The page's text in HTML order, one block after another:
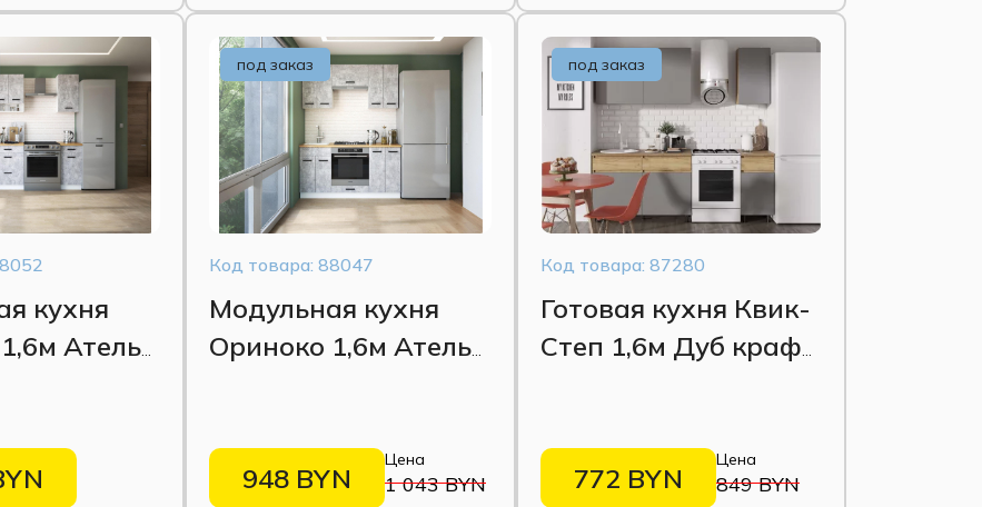
кухня
Ателье
под заказ
Код товара: 88047
Модульная кухня
Ориноко 1,6м Ателье
Цена
1 043 BYN
948 BYN
под заказ
Код товара: 87280
Готовая кухня Квик-
Степ 1,6м Дуб крафт
Цена
849 BYN
772 BYN